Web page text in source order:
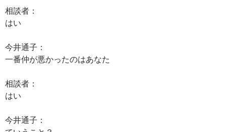
相談者：
はい
今井通子：
一番仲が悪かったのはあなた
相談者：
はい
今井通子：